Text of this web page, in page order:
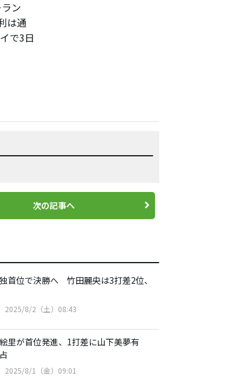
ン
は通
で3日
次の記事へ
首位で決勝へ 竹田麗央は3打差2位、
2025/8/2（土）08:43
里が首位発進、1打差に山下美夢有
2025/8/1（金）09:01